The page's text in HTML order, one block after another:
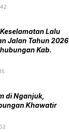
Lalu
Jalan Tahun 2026
Kab.
di Nganjuk,
Khawatir